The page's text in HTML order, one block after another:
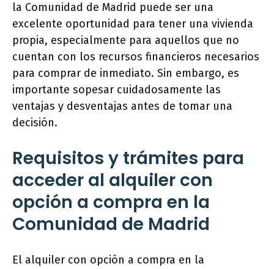
la Comunidad de Madrid puede ser una
excelente oportunidad para tener una vivienda
propia, especialmente para aquellos que no
cuentan con los recursos financieros necesarios
para comprar de inmediato. Sin embargo, es
importante sopesar cuidadosamente las
ventajas y desventajas antes de tomar una
decisión.
Requisitos y trámites para
acceder al alquiler con
opción a compra en la
Comunidad de Madrid
El alquiler con opción a compra en la